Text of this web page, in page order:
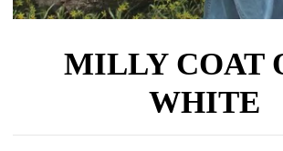
MILLY COAT
WHITE